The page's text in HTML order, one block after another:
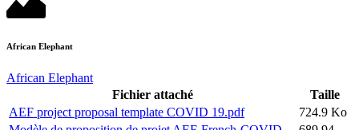
African Elephant
African Elephant
Fichier attaché
Taille
AEF project proposal template COVID 19.pdf
724.9 Ko